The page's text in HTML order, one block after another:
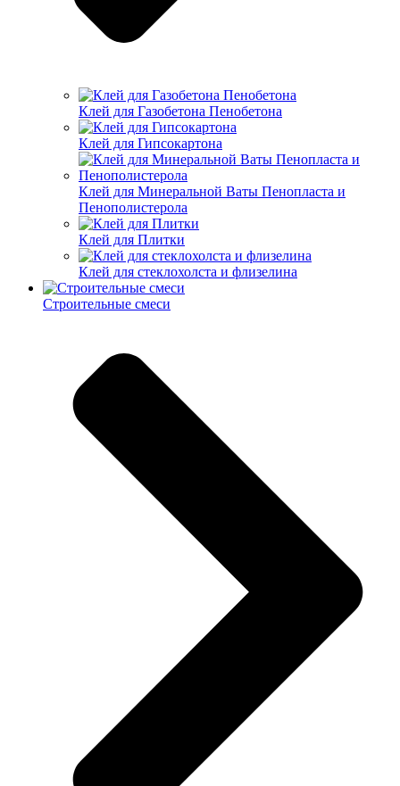
Клей для Газобетона Пенобетона
Клей для Гипсокартона
Клей для Минеральной Ваты Пенопласта и
Пенополистерола
Клей для Плитки
Клей для стеклохолста и флизелина
Строительные смеси